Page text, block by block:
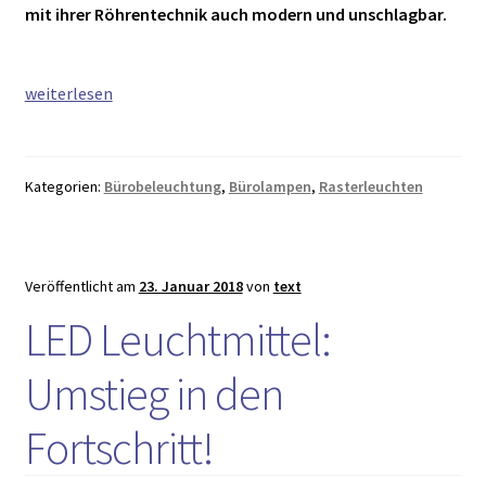
mit ihrer Röhrentechnik auch modern und unschlagbar.
Büroleuchten
Tricks
Licht
weiterlesen
Kategorien: Bürobeleuchtung, Bürolampen, Rasterleuchten
Veröffentlicht am 23. Januar 2018von text
LED Leuchtmittel:
Umstieg in den
Fortschritt!